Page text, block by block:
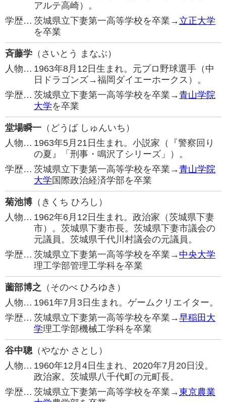
アルテ高崎）。
学歴… 茨城県立下妻第一高等学校を卒業→ 立正大学
を卒業
斉藤学 （さいとう まなぶ）
人物… 1963年8月12日生まれ。元プロ野球選手（中
日ドラゴンズ→福岡ダイエーホークス）。
学歴… 茨城県立下妻第一高等学校を卒業→青山学院
大学を卒業
堂場瞬一 （どうば しゅんいち）
人物… 1963年5月21日生まれ。小説家（『警察回り
の夏』「刑事・鳴沢了シリーズ」）。
学歴… 茨城県立下妻第一高等学校を卒業→青山学院
大学 国際政治経済学部を卒業
菊池博 （きくち ひろし）
人物… 1962年6月12日生まれ。政治家（茨城県下妻
市）。茨城県下妻市長。茨城県下妻市議会の
元議員。茨城県千代川村議会の元議員。
学歴… 茨城県立下妻第一高等学校を卒業→ 中央大学
理工学部管理工学科を卒業
薗部博之 （そのべ ひろゆき）
人物… 1961年7月3日生まれ。ゲームクリエイター。
学歴… 茨城県立下妻第一高等学校を卒業→早稲田大
学理工学部機械工学科を卒業
谷中聰（やなか さとし）
人物… 1960年12月4日生まれ、2020年7月20日没。
政治家。茨城県八千代町の元町長。
学歴… 茨城県立下妻第一高等学校を卒業→東京農業